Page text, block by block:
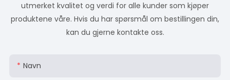
utmerket kvalitet og verdi for alle kunder som kjøper
produktene våre. Hvis du har spørsmål om bestillingen din,
kan du gjerne kontakte oss.
Navn